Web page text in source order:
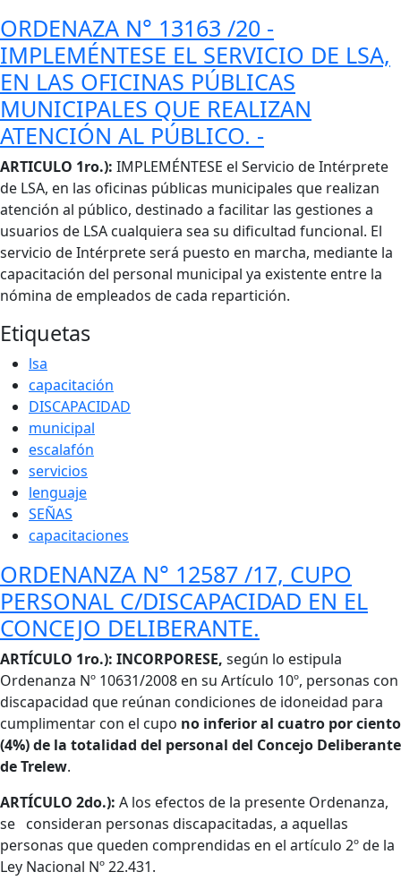
ORDENAZA N° 13163 /20 -
IMPLEMÉNTESE EL SERVICIO DE LSA,
EN LAS OFICINAS PÚBLICAS
MUNICIPALES QUE REALIZAN
ATENCIÓN AL PÚBLICO. -
Cuerpo
ARTICULO 1ro.): IMPLEMÉNTESE el Servicio de Intérprete
de LSA, en las oficinas públicas municipales que realizan
atención al público, destinado a facilitar las gestiones a
usuarios de LSA cualquiera sea su dificultad funcional. El
servicio de Intérprete será puesto en marcha, mediante la
capacitación del personal municipal ya existente entre la
nómina de empleados de cada repartición.
Etiquetas
lsa
capacitación
DISCAPACIDAD
municipal
escalafón
servicios
lenguaje
SEÑAS
capacitaciones
ORDENANZA N° 12587 /17, CUPO
PERSONAL C/DISCAPACIDAD EN EL
CONCEJO DELIBERANTE.
Cuerpo
ARTÍCULO 1ro.): INCORPORESE, según lo estipula
Ordenanza Nº 10631/2008 en su Artículo 10º, personas con
discapacidad que reúnan condiciones de idoneidad para
cumplimentar con el cupo no inferior al cuatro por ciento
(4%) de la totalidad del personal del Concejo Deliberante
de Trelew.
ARTÍCULO 2do.): A los efectos de la presente Ordenanza,
se consideran personas discapacitadas, a aquellas
personas que queden comprendidas en el artículo 2º de la
Ley Nacional Nº 22.431.